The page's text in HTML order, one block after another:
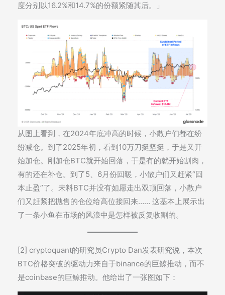
度分别以16.2%和14.7%的份额紧随其后。」
从图上看到，在2024年底冲高的时候，小散户们都在纷
纷减仓。到了2025年初，看到10万刀挺坚挺，于是又开
始加仓。刚加仓BTC就开始回落，于是有的就开始割肉，
有的还在补仓。到了5、6月份回暖，小散户们又赶紧“回
本止盈”了。未料BTC并没有如愿走出双顶回落，小散户
们又赶紧把抛售的仓位给高位接回来…… 这基本上展示出
了一条小鱼在市场的风浪中是怎样被反复收割的。
[2] cryptoquant的研究员Crypto Dan发表研究说，本次
BTC价格突破的驱动力来自于binance的巨鲸推动，而不
是coinbase的巨鲸推动。他给出了一张图如下：